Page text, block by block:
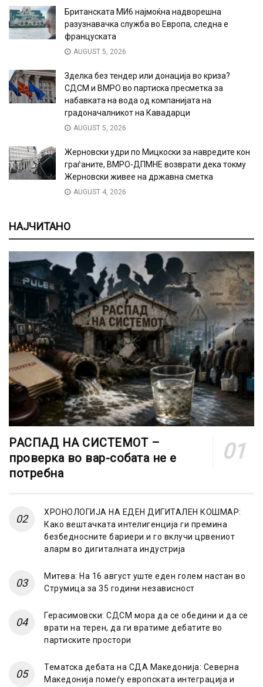
Британската МИ6 најмоќна надворешна
разузнавачка служба во Европа, следна е
француската
AUGUST 5, 2026
Зделка без тендер или донација во криза?
СДСМ и ВМРО во партиска пресметка за
набавката на вода од компанијата на
градоначалникот на Кавадарци
AUGUST 5, 2026
Жерновски удри по Мицкоски за навредите кон
граѓаните, ВМРО-ДПМНЕ возврати дека токму
Жерновски живее на државна сметка
AUGUST 4, 2026
НАЈЧИТАНО
РАСПАД НА СИСТЕМОТ –
проверка во вар-собата не е
потребна
ХРОНОЛОГИЈА НА ЕДЕН ДИГИТАЛЕН КОШМАР:
Како вештачката интелигенција ги премина
безбедносните бариери и го вклучи црвениот
аларм во дигиталната индустрија
Митева: На 16 август уште еден голем настан во
Струмица за 35 години независност
Герасимовски: СДСМ мора да се обедини и да се
врати на терен, да ги вратиме дебатите во
партиските простори
Тематска дебата на СДА Македонија: Северна
Македонија помеѓу европската интеграција и